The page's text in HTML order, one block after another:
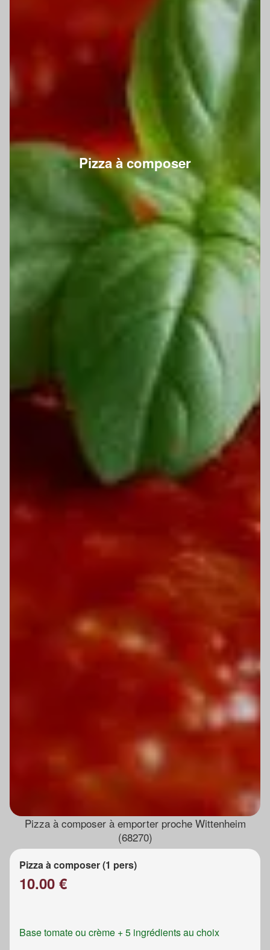
Pizza à composer
Pizza à composer à emporter proche Wittenheim
(68270)
Pizza à composer (1 pers)
10.00 €
Base tomate ou crème + 5 ingrédients au choix